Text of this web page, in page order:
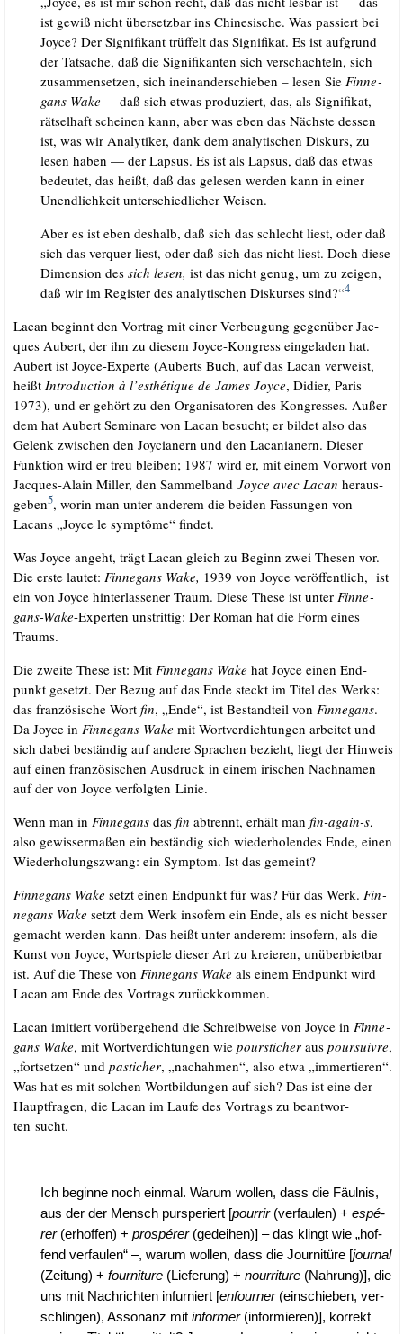
ist gewiß nicht über­setz­bar ins Chi­ne­si­sche. Was pas­siert bei
Joy­ce? Der Signi­fi­kant trüf­felt das Signi­fi­kat. Es ist auf­grund
der Tat­sa­che, daß die Signi­fi­kan­ten sich ver­schach­teln, sich
zusam­men­set­zen, sich inein­an­der­schie­ben – lesen Sie Fin­ne­
gans Wake —daß sich etwas pro­du­ziert, das, als Signi­fi­kat,
rät­sel­haft schei­nen kann, aber was eben das Nächs­te des­sen
ist, was wir Ana­ly­ti­ker, dank dem ana­ly­ti­schen Dis­kurs, zu
lesen haben — der Lap­sus. Es ist als Lap­sus, daß das etwas
bedeu­tet, das heißt, daß das gele­sen wer­den kann in einer
Unend­lich­keit unter­schied­li­cher Weisen.
Aber es ist eben des­halb, daß sich das schlecht liest, oder daß
sich das ver­quer liest, oder daß sich das nicht liest. Doch die­se
Dimen­si­on des sich lesen, ist das nicht genug, um zu zei­gen,
daß wir im Regis­ter des ana­ly­ti­schen Dis­kur­ses sind?“4
Lacan beginnt den Vor­trag mit einer Ver­beu­gung gegen­über Jac­
ques Aubert, der ihn zu die­sem Joy­ce-Kon­gress ein­ge­la­den hat.
Aubert ist Joy­ce-Exper­te (Auberts Buch, auf das Lacan ver­weist,
heißt Intro­duc­tion à l’esthétique de James Joy­ce, Didier, Paris
1973), und er gehört zu den Orga­ni­sa­to­ren des Kon­gres­ses. Außer­
dem hat Aubert Semi­na­re von Lacan besucht; er bil­det also das
Gelenk zwi­schen den Joy­cia­nern und den Laca­nia­nern. Die­ser
Funk­ti­on wird er treu blei­ben; 1987 wird er, mit einem Vor­wort von
Jac­ques-Alain Mil­ler, den Sam­mel­band Joy­ce avec Lacan her­aus­
ge­ben5, wor­in man unter ande­rem die bei­den Fas­sun­gen von
Lacans „Joy­ce le sym­ptô­me“ findet.
Was Joy­ce angeht, trägt Lacan gleich zu Beginn zwei The­sen vor.
Die ers­te lau­tet: Fin­ne­gans Wake, 1939 von Joy­ce ver­öf­fent­lich, ist
ein von Joy­ce hin­ter­las­se­ner Traum. Die­se The­se ist unter Fin­ne­
gans-Wake-Exper­ten unstrit­tig: Der Roman hat die Form eines
Traums.
Die zwei­te The­se ist: Mit Fin­ne­gans Wake hat Joy­ce einen End­
punkt gesetzt. Der Bezug auf das Ende steckt im Titel des Werks:
das fran­zö­si­sche Wort fin, „Ende“, ist Bestand­teil von Fin­ne­gans.
Da Joy­ce in Fin­ne­gans Wake mit Wort­ver­dich­tun­gen arbei­tet und
sich dabei bestän­dig auf ande­re Spra­chen bezieht, liegt der Hin­weis
auf einen fran­zö­si­schen Aus­druck in einem iri­schen Nach­na­men
auf der von Joy­ce ver­folg­ten Linie.
Wenn man in Fin­ne­gansdas fin abtrennt, erhält man fin-again-s,
also gewis­ser­ma­ßen ein bestän­dig sich wie­der­ho­len­des Ende, einen
Wie­der­ho­lungs­zwang: ein Sym­ptom. Ist das gemeint?
Fin­ne­gans Wake setzt einen End­punkt für was? Für das Werk. Fin­
ne­gans Wake setzt dem Werk inso­fern ein Ende, als es nicht bes­ser
gemacht wer­den kann. Das heißt unter ande­rem: inso­fern, als die
Kunst von Joy­ce, Wort­spie­le die­ser Art zu kre­ieren, unüber­biet­bar
ist. Auf die The­se von Fin­ne­gans Wake als einem End­punkt wird
Lacan am Ende des Vor­trags zurückkommen.
Lacan imi­tiert vor­über­ge­hend die Schreib­wei­se von Joy­ce in Fin­ne­
gans Wake, mit Wort­ver­dich­tun­gen wie pour­sti­cheraus pour­suiv­re,
„fort­set­zen“ und pas­ti­cher, „nach­ah­men“, also etwa „immer­tie­ren“.
Was hat es mit sol­chen Wort­bil­dun­gen auf sich? Das ist eine der
Haupt­fra­gen, die Lacan im Lau­fe des Vor­trags zu beant­wor­
ten sucht.
Ich begin­ne noch ein­mal. War­um wol­len, dass die Fäul­nis,
aus der der Mensch pur­s­pe­riert [pourr­ir(ver­fau­len) + espé­
rer(erhof­fen) + pro­spé­rer(gedei­hen)] – das klingt wie „hof­
fend ver­fau­len“ –, war­um wol­len, dass die Jour­ni­tü­re [jour­nal
(Zei­tung) + four­ni­tu­re(Lie­fe­rung) + nour­ri­tu­re(Nah­rung)], die
uns mit Nach­rich­ten infur­niert [enfour­ner(ein­schie­ben, ver­
schlin­gen), Asso­nanz mit infor­mer(infor­mie­ren)], kor­rekt